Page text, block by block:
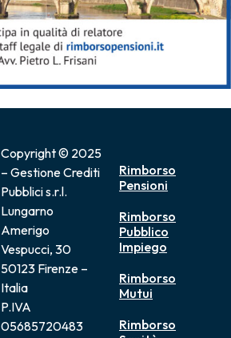
Copyright © 2025
– Gestione Crediti
Pubblici s.r.l.
Lungarno
Amerigo
Vespucci, 30
50123 Firenze –
Italia
P.IVA
05685720483
Rimborso
Pensioni
Rimborso
Pubblico
Impiego
Rimborso
Mutui
Rimborso